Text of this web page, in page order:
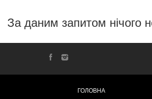
За даним запитом нічого
ГОЛОВНА